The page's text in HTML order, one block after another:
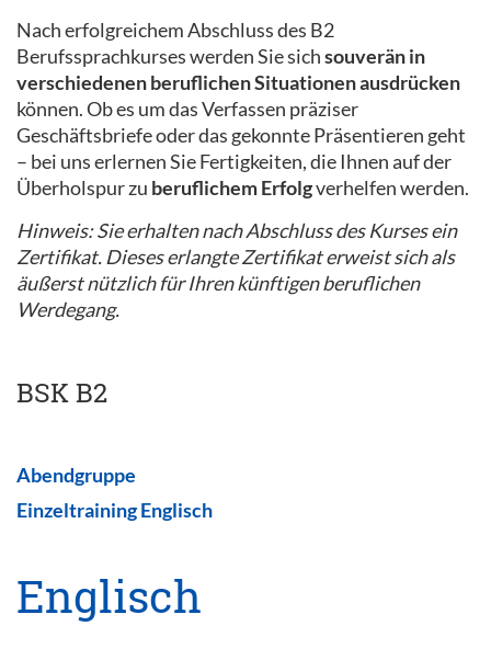
Nach erfolgreichem Abschluss des B2
Berufssprachkurses werden Sie sichsouverän in
verschiedenen beruflichen Situationen ausdrücken
können. Ob es um das Verfassen präziser
Geschäftsbriefe oder das gekonnte Präsentieren geht
– bei uns erlernen Sie Fertigkeiten, die Ihnen auf der
Überholspur zu beruflichem Erfolgverhelfen werden.
Hinweis: Sie erhalten nach Abschluss des Kurses ein
Zertifikat. Dieses erlangte Zertifikat erweist sich als
äußerst nützlich für Ihren künftigen beruflichen
Werdegang.
BSK B2
Abendgruppe
Einzeltraining Englisch
Englisch